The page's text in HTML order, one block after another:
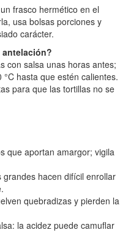
frasco hermético en el
usa bolsas porciones y
carácter.
antelación?
con salsa unas horas antes;
hasta que estén calientes.
para que las tortillas no se
que aportan amargor; vigila
hacen difícil enrollar
quebradizas y pierden la
la acidez puede camuflar